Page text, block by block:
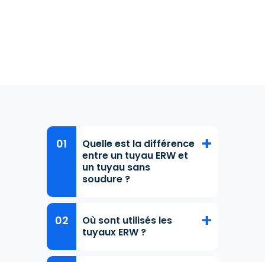
Quelle est la différence
entre un tuyau ERW et
un tuyau sans
soudure ?
Où sont utilisés les
tuyaux ERW ?